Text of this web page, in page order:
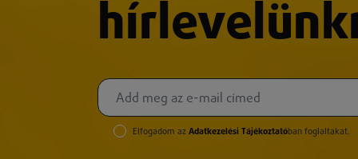
Elfogadom az Adatkezelési Tájékoztatóban foglaltakat.